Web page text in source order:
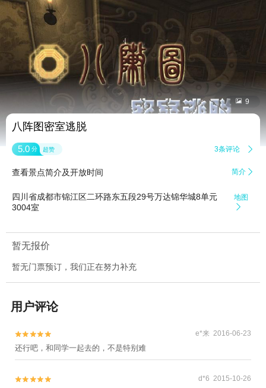
 9
八阵图密室逃脱
5.0 分 超赞 3条评论 
查看景点简介及开放时间 简介 
四川省成都市锦江区二环路东五段29号万达锦华城8单元
3004室
地图

暂无报价
暂无门票预订，我们正在努力补充
用户评论

 e*来 2016-06-23
还行吧，和同学一起去的，不是特别难

 d*6 2015-10-26
